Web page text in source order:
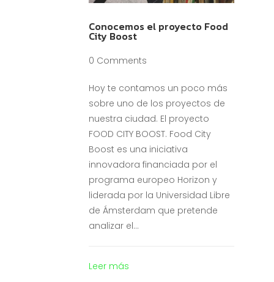
Conocemos el proyecto Food
City Boost
0 Comments
Hoy te contamos un poco más
sobre uno de los proyectos de
nuestra ciudad. El proyecto
FOOD CITY BOOST. Food City
Boost es una iniciativa
innovadora financiada por el
programa europeo Horizon y
liderada por la Universidad Libre
de Ámsterdam que pretende
analizar el...
Leer más